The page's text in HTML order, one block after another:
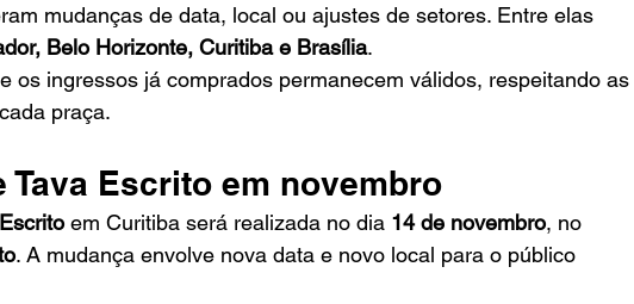
mudanças de data, local ou ajustes de setores. Entre elas
Belo Horizonte, Curitiba e Brasília.
os ingressos já comprados permanecem válidos, respeitando as
praça.
Tava Escrito em novembro
em Curitiba será realizada no dia 14 de novembro, no
. A mudança envolve nova data e novo local para o público